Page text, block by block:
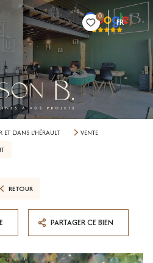
0
FR
ET DANS L'HÉRAULT
VENTE
RETOUR
PARTAGER CE BIEN